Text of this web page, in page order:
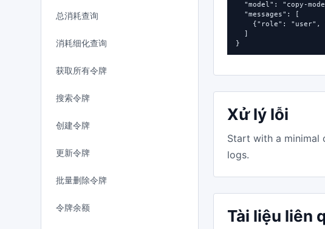
总消耗查询
消耗细化查询
获取所有令牌
搜索令牌
创建令牌
更新令牌
批量删除令牌
令牌余额
"model": "copy-
  "messages": [
{"role": "user",
  ]
}
Xử lý lỗi
Start with a minimal
logs.
Tài liệu liên